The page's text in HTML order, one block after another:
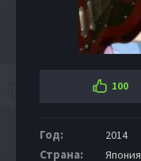
100
Год: 2014
Страна: Япония